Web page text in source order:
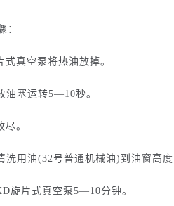
：
式真空泵将热油放掉。
油塞运转5—10秒。
尽。
洗用油(32号普通机械油)到油窗高度
旋片式真空泵5—10分钟。